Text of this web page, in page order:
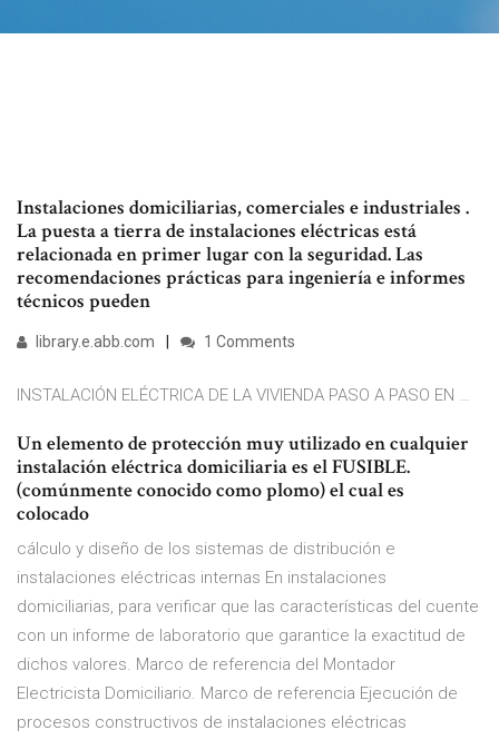
Instalaciones domiciliarias, comerciales e industriales .
La puesta a tierra de instalaciones eléctricas está
relacionada en primer lugar con la seguridad. Las
recomendaciones prácticas para ingeniería e informes
técnicos pueden
library.e.abb.com 1 Comments
INSTALACIÓN ELÉCTRICA DE LA VIVIENDA PASO A PASO EN …
Un elemento de protección muy utilizado en cualquier
instalación eléctrica domiciliaria es el FUSIBLE.
(comúnmente conocido como plomo) el cual es
colocado
cálculo y diseño de los sistemas de distribución e
instalaciones eléctricas internas En instalaciones
domiciliarias, para verificar que las características del cuente
con un informe de laboratorio que garantice la exactitud de
dichos valores. Marco de referencia del Montador
Electricista Domiciliario. Marco de referencia Ejecución de
procesos constructivos de instalaciones eléctricas